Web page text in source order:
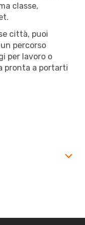
classe,
città, puoi
percorso
per lavoro o
pronta a portarti